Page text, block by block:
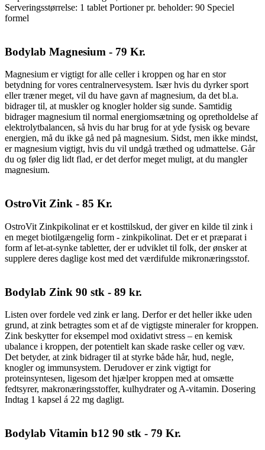
Serveringsstørrelse: 1 tablet Portioner pr. beholder: 90 Speciel
formel
Bodylab Magnesium - 79 Kr.
Magnesium er vigtigt for alle celler i kroppen og har en stor
betydning for vores centralnervesystem. Især hvis du dyrker sport
eller træner meget, vil du have gavn af magnesium, da det bl.a.
bidrager til, at muskler og knogler holder sig sunde. Samtidig
bidrager magnesium til normal energiomsætning og opretholdelse af
elektrolytbalancen, så hvis du har brug for at yde fysisk og bevare
energien, må du ikke gå ned på magnesium. Sidst, men ikke mindst,
er magnesium vigtigt, hvis du vil undgå træthed og udmattelse. Går
du og føler dig lidt flad, er det derfor meget muligt, at du mangler
magnesium.
OstroVit Zink - 85 Kr.
OstroVit Zinkpikolinat er et kosttilskud, der giver en kilde til zink i
en meget biotilgængelig form - zinkpikolinat. Det er et præparat i
form af let-at-synke tabletter, der er udviklet til folk, der ønsker at
supplere deres daglige kost med det værdifulde mikronæringsstof.
Bodylab Zink 90 stk - 89 kr.
Listen over fordele ved zink er lang. Derfor er det heller ikke uden
grund, at zink betragtes som et af de vigtigste mineraler for kroppen.
Zink beskytter for eksempel mod oxidativt stress – en kemisk
ubalance i kroppen, der potentielt kan skade raske celler og væv.
Det betyder, at zink bidrager til at styrke både hår, hud, negle,
knogler og immunsystem. Derudover er zink vigtigt for
proteinsyntesen, ligesom det hjælper kroppen med at omsætte
fedtsyrer, makronæringsstoffer, kulhydrater og A-vitamin. Dosering
Indtag 1 kapsel á 22 mg dagligt.
Bodylab Vitamin b12 90 stk - 79 Kr.